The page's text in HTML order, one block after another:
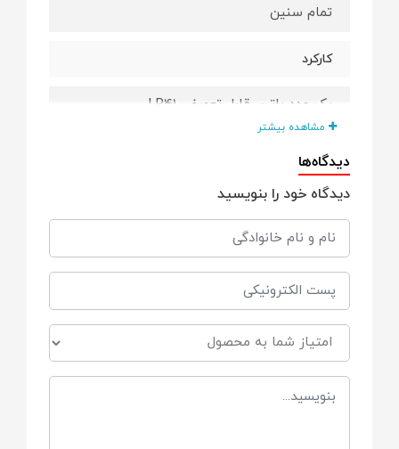
تمام سنین
کارکرد
یک عدد باتری قابل تعویض LR41
دارای
دارای حافظه آخرین اندازه گیری
قابلیت
روشن و خاموش شدن دستی
مشاهده بیشتر
دیدگاه‌ها
دیدگاه خود را بنویسید